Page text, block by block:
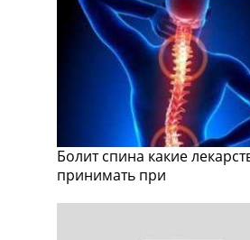
Болит спина какие
принимать при